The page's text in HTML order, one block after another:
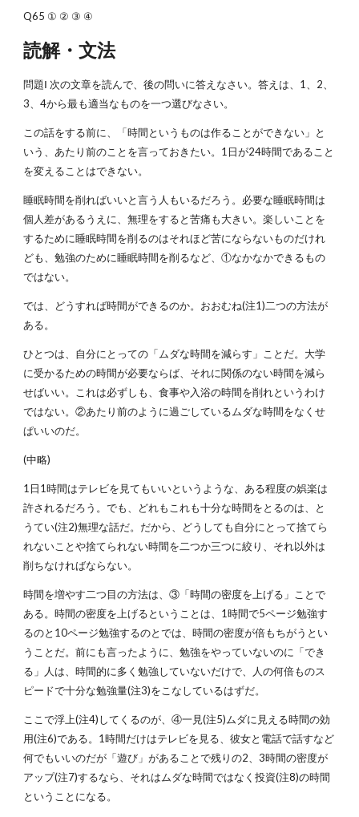
Q65 ① ② ③ ④
読解・文法
問題Ⅰ 次の文章を読んで、後の問いに答えなさい。答えは、1、2、
3、4から最も適当なものを一つ選びなさい。
この話をする前に、「時間というものは作ることができない」と
いう、あたり前のことを言っておきたい。1日が24時間であること
を変えることはできない。
睡眠時間を削ればいいと言う人もいるだろう。必要な睡眠時間は
個人差があるうえに、無理をすると苦痛も大きい。楽しいことを
するために睡眠時間を削るのはそれほど苦にならないものだけれ
ども、勉強のために睡眠時間を削るなど、①なかなかできるもの
ではない。
では、どうすれば時間ができるのか。おおむね(注1)二つの方法が
ある。
ひとつは、自分にとっての「ムダな時間を減らす」ことだ。大学
に受かるための時間が必要ならば、それに関係のない時間を減ら
せばいい。これは必ずしも、食事や入浴の時間を削れというわけ
ではない。②あたり前のように過ごしているムダな時間をなくせ
ぱいいのだ。
(中略)
1日1時間はテレビを見てもいいというような、ある程度の娯楽は
許されるだろう。でも、どれもこれも十分な時間をとるのは、と
うてい(注2)無理な話だ。だから、どうしても自分にとって捨てら
れないことや捨てられない時間を二つか三つに絞り、それ以外は
削ちなければならない。
時間を増やす二つ目の方法は、③「時間の密度を上げる」ことで
ある。時間の密度を上げるということは、1時間で5ページ勉強す
るのと10ページ勉強するのとでは、時間の密度が倍もちがうとい
うことだ。前にも言ったように、勉強をやっていないのに「でき
る」人は、時間的に多く勉強していないだけで、人の何倍ものス
ピードで十分な勉強量(注3)をこなしているはずだ。
ここで浮上(注4)してくるのが、④一見(注5)ムダに見える時間の効
用(注6)である。1時間だけはテレビを見る、彼女と電話で話すなど
何でもいいのだが「遊び」があることで残りの2、3時間の密度が
アップ(注7)するなら、それはムダな時間ではなく投資(注8)の時間
ということになる。